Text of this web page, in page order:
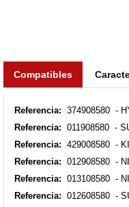
Compatibles
Referencia: 374908580 -
Referencia: 011908580 -
Referencia: 429008580 -
Referencia: 012908580 -
Referencia: 013108580 -
Referencia: 012608580 -